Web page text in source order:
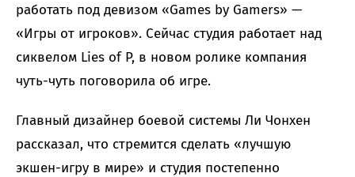
работать под девизом «Games by Gamers» —
«Игры от игроков». Сейчас студия работает над
сиквелом Lies of P, в новом ролике компания
чуть-чуть поговорила об игре.
Главный дизайнер боевой системы Ли Чонхен
рассказал, что стремится сделать «лучшую
экшен-игру в мире» и студия постепенно